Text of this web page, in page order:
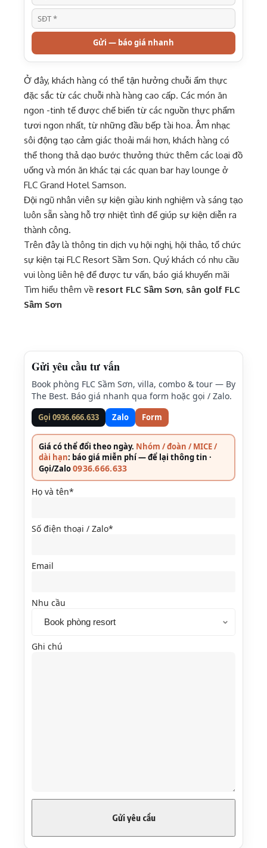
Gửi — báo giá nhanh
Ở đây, khách hàng có thể tận hưởng chuỗi ẩm thực
đặc sắc từ các chuỗi nhà hàng cao cấp. Các món ăn
ngon -tinh tế được chế biến từ các nguồn thực phẩm
tươi ngon nhất, từ những đầu bếp tài hoa. Âm nhạc
sôi động tạo cảm giác thoải mái hơn, khách hàng có
thể thong thả dạo bước thưởng thức thêm các loại đồ
uống và món ăn khác tại các quan bar hay lounge ở
FLC Grand Hotel Samson.
Đội ngũ nhân viên sự kiện giàu kinh nghiệm và sáng tạo
luôn sẵn sàng hỗ trợ nhiệt tình để giúp sự kiện diễn ra
thành công.
Trên đây là thông tin dịch vụ hội nghị, hội thảo, tổ chức
sự kiện tại FLC Resort Sầm Sơn. Quý khách có nhu cầu
vui lòng liên hệ để được tư vấn, báo giá khuyến mãi
Tìm hiểu thêm về resort FLC Sầm Sơn, sân golf FLC
Sầm Sơn
Gửi yêu cầu tư vấn
Book phòng FLC Sầm Sơn, villa, combo & tour — By
The Best. Báo giá nhanh qua form hoặc gọi / Zalo.
Gọi 0936.666.633 Zalo Form
Giá có thể đổi theo ngày. Nhóm / đoàn / MICE /
dài hạn: báo giá miễn phí — để lại thông tin ·
Gọi/Zalo0936.666.633
Họ và tên*
Số điện thoại / Zalo*
Email
Nhu cầu
Ghi chú